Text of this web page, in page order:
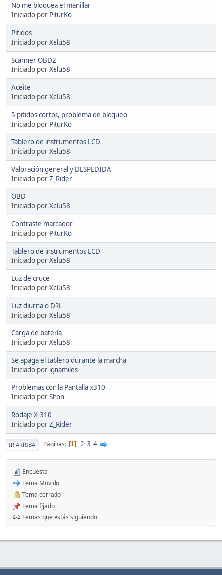
No me bloquea el manillar
Iniciado por PiturKo
Pitidos
Iniciado porXelu58
Scanner OBD2
Iniciado porXelu58
Aceite
Iniciado porXelu58
5 pitidos cortos, problema de bloqueo
Iniciado por PiturKo
Tablero de instrumentos LCD
Iniciado porXelu58
Valoración general y DESPEDIDA
Iniciado porZ_Rider
OBD
Iniciado porXelu58
Contraste marcador
Iniciado por PiturKo
Tablero de instrumentos LCD
Iniciado porXelu58
Luz de cruce
Iniciado porXelu58
Luz diurna o DRL
Iniciado porXelu58
Carga de batería
Iniciado porXelu58
Se apaga el tablero durante la marcha
Iniciado por ignamiles
Problemas con la Pantalla x310
Iniciado porShon
Rodaje X-310
Iniciado porZ_Rider
IR ARRIBA Páginas 1 2 3 4
Encuesta
Tema Movido
Tema cerrado
Tema fijado
Temas que estás siguiendo